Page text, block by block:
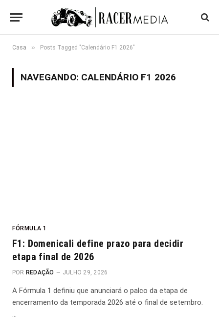
Casa » Posts Tagged "Calendário F1 2026"
NAVEGANDO: CALENDÁRIO F1 2026
FÓRMULA 1
F1: Domenicali define prazo para decidir
etapa final de 2026
POR REDAÇÃO JULHO 29, 2026
A Fórmula 1 definiu que anunciará o palco da etapa de
encerramento da temporada 2026 até o final de setembro.
…